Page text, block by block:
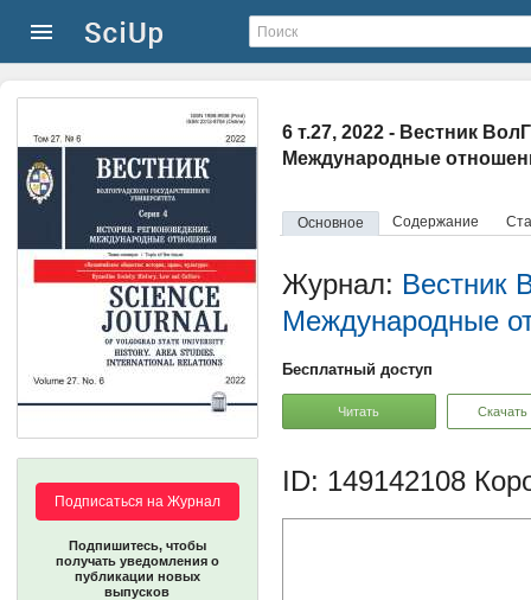
6 т.27, 2022 - Вестник
Международные
Основное Содержание
Подписаться на Журнал
Подпишитесь, чтобы
получать уведомления о
публикации новых
выпусков
Журнал: Вестник
Международные
Бесплатный доступ
Читать Скачать
ID: 149142108